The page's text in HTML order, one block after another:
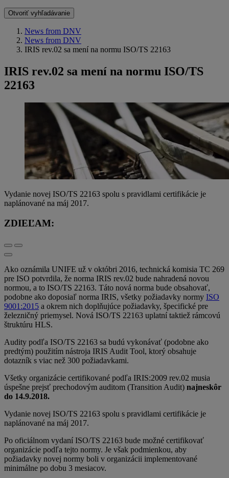
Otvoriť vyhľadávanie
News from DNV
News from DNV
IRIS rev.02 sa mení na normu ISO/TS 22163
IRIS rev.02 sa mení na normu ISO/TS
22163
Vydanie novej ISO/TS 22163 spolu s pravidlami certifikácie je
naplánované na máj 2017.
ZDIEĽAM:
Ako oznámila UNIFE už v októbri 2016, technická komisia TC 269
pre ISO potvrdila, že norma IRIS rev.02 bude nahradená novou
normou, a to ISO/TS 22163. Táto nová norma bude obsahovať,
podobne ako doposiaľ norma IRIS, všetky požiadavky normy ISO
9001:2015 a okrem nich doplňujúce požiadavky, špecifické pre
železničný priemysel. Nová ISO/TS 22163 uplatní taktiež rámcovú
štruktúru HLS.
Audity podľa ISO/TS 22163 sa budú vykonávať (podobne ako
predtým) použitím nástroja IRIS Audit Tool, ktorý obsahuje
dotazník s viac než 300 požiadavkami.
Všetky organizácie certifikované podľa IRIS:2009 rev.02 musia
úspešne prejsť prechodovým auditom (Transition Audit) najneskôr
do 14.9.2018.
Vydanie novej ISO/TS 22163 spolu s pravidlami certifikácie je
naplánované na máj 2017.
Po oficiálnom vydaní ISO/TS 22163 bude možné certifikovať
organizácie podľa tejto normy. Je však podmienkou, aby
požiadavky novej normy boli v organizácii implementované
minimálne po dobu 3 mesiacov.